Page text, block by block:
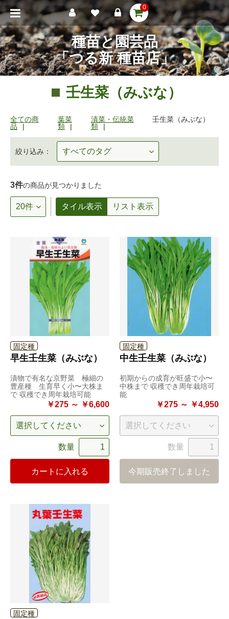
0
種苗と園芸品
「つる新 種苗店」
壬生菜（みぶな）
全ての商
品
葉菜
類
漬菜・伝統菜
類
壬生菜（みぶな）
絞り込み：
3件の商品が見つかりました
タイル表示 リスト表示
固定種
早生壬生菜（みぶな）
漬物で有名な京野菜 極細の
豊産種 生育早く小〜大株ま
で 収穫でき周年栽培可能
￥275 ～ ￥6,600
数量
カートに入れる
固定種
中生壬生菜（みぶな）
初期からの成育が旺盛で小〜
中株まで 収穫でき周年栽培可
能
￥275 ～ ￥4,950
数量
今期販売終了しました
固定種